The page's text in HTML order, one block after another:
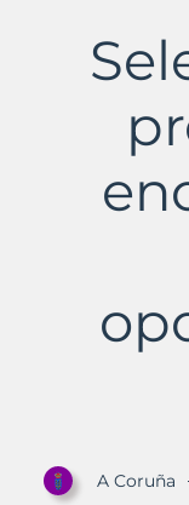
Murbalands
A Coruña